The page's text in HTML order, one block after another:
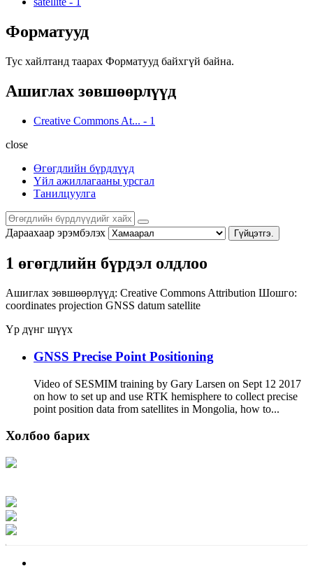
Форматууд
Тус хайлтанд таарах Форматууд байхгүй байна.
Ашиглах зөвшөөрлүүд
Creative Commons At... - 1
close
Өгөгдлийн бүрдлүүд
Үйл ажиллагааны урсгал
Танилцуулга
Дараахаар эрэмбэлэх Гүйцэтгэ.
1 өгөгдлийн бүрдэл олдлоо
Ашиглах зөвшөөрлүүд: Creative Commons Attribution Шошго:
coordinates projection GNSS datum satellite
Үр дүнг шүүх
GNSS Precise Point Positioning
Video of SESMIM training by Gary Larsen on Sept 12 2017
on how to set up and use RTK hemisphere to collect precise
point position data from satellites in Mongolia, how to...
Холбоо барих